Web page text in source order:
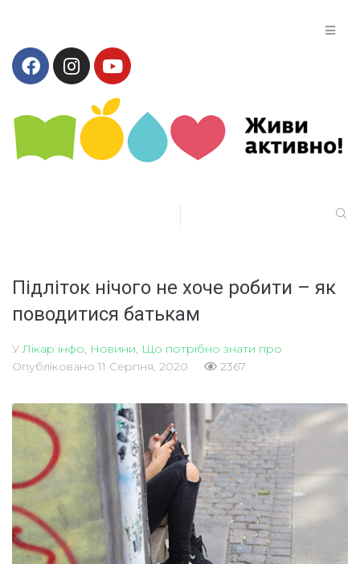
Підліток нічого не хоче робити – як
поводитися батькам
У Лікар інфо Новини Що потрібно знати про
Опубліковано 11 Серпня, 2020 2367